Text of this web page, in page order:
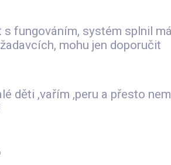
fungováním, systém splnil
mohu jen doporučit
děti ,vařím ,peru a přesto